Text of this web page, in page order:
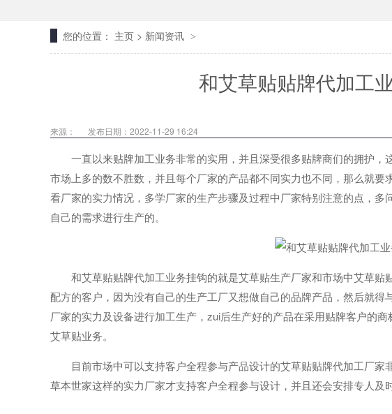
您的位置： 主页 > 新闻资讯 >
和艾草贴贴牌代加工
来源： 发布日期：2022-11-29 16:24
一直以来贴牌加工业务非常的实用，并且深受很多贴牌商们的拥护，
市场上多的数不胜数，并且每个厂家的产品都不同实力也不同，那么就
看厂家的实力情况，多学厂家的生产步骤及过程中厂家特别注意的点，
自己的需求进行生产的。
和艾草贴贴牌代加工业务挂钩的就是艾草贴生产厂家和市场中艾草贴
配方的客户，因为没有自己的生产工厂又想做自己的品牌产品，然后就
厂家的实力及设备进行加工生产，zui后生产好的产品在采用贴牌客户的
艾草贴业务。
目前市场中可以支持客户全程参与产品设计的艾草贴贴牌代加工厂家
草本世家这样的实力厂家才支持客户全程参与设计，并且还会安排专人及